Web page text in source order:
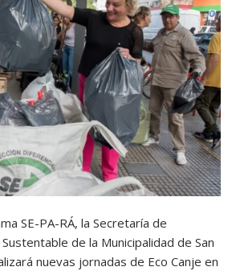
SE-PA-RÁ, la Secretaría de
de la Municipalidad de San
nuevas jornadas de Eco Canje en